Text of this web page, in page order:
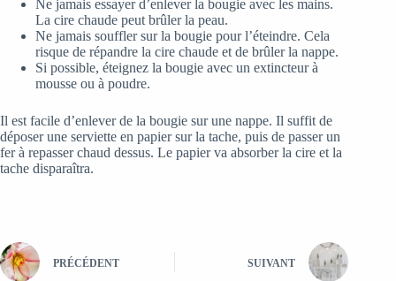
Ne jamais essayer d’enlever la bougie avec les mains.
La cire chaude peut brûler la peau.
Ne jamais souffler sur la bougie pour l’éteindre. Cela
risque de répandre la cire chaude et de brûler la nappe.
Si possible, éteignez la bougie avec un extincteur à
mousse ou à poudre.
Il est facile d’enlever de la bougie sur une nappe. Il suffit de
déposer une serviette en papier sur la tache, puis de passer un
fer à repasser chaud dessus. Le papier va absorber la cire et la
tache disparaîtra.
PRÉCÉDENT SUIVANT